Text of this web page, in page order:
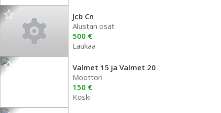
Jcb Cn
Alustan osat
500 €
Laukaa
Valmet 15 ja Valmet 20
Moottori
150 €
Koski